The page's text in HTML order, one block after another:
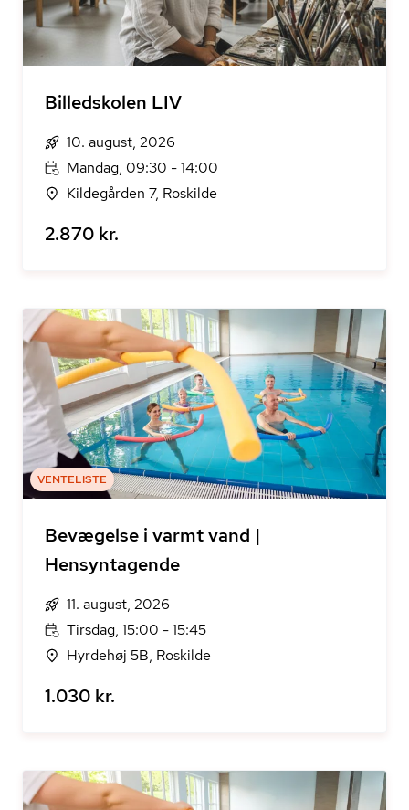
Billedskolen LIV
10. august, 2026
Mandag, 09:30 - 14:00
Kildegården 7, Roskilde
2.870 kr.
VENTELISTE
Bevægelse i varmt vand |
Hensyntagende
11. august, 2026
Tirsdag, 15:00 - 15:45
Hyrdehøj 5B, Roskilde
1.030 kr.